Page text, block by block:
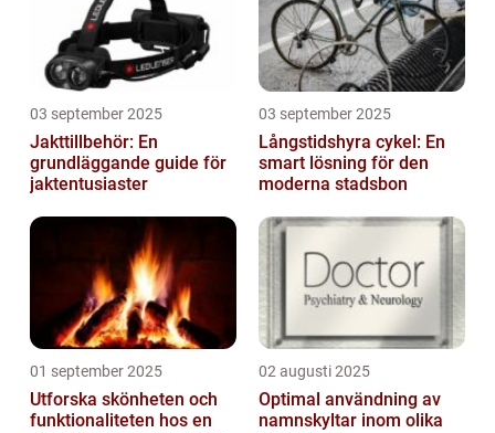
03 september 2025
Jakttillbehör: En
grundläggande guide för
jaktentusiaster
03 september 2025
Långstidshyra cykel: En
smart lösning för den
moderna stadsbon
01 september 2025
Utforska skönheten och
funktionaliteten hos en
02 augusti 2025
Optimal användning av
namnskyltar inom olika